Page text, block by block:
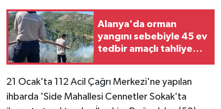
Alanya'da orman
yangını sebebiyle 45 ev
tedbir amaçlı tahliye
21 Ocak'ta 112 Acil Çağrı Merkezi'ne yapılan
ihbarda 'Side Mahallesi Cennetler Sokak'ta